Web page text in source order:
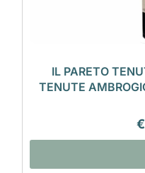
IL PARETO
TENUTE
€